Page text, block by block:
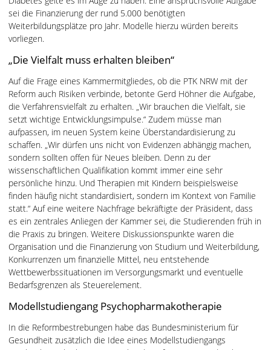
sei die Finanzierung der rund 5.000 benötigten
Weiterbildungsplätze pro Jahr. Modelle hierzu würden bereits
vorliegen.
„Die Vielfalt muss erhalten bleiben“
Auf die Frage eines Kammermitgliedes, ob die PTK NRW mit der
Reform auch Risiken verbinde, betonte Gerd Höhner die Aufgabe,
die Verfahrensvielfalt zu erhalten. „Wir brauchen die Vielfalt, sie
setzt wichtige Entwicklungsimpulse.“ Zudem müsse man
aufpassen, im neuen System keine Überstandardisierung zu
schaffen. „Wir dürfen uns nicht von Evidenzen abhängig machen,
sondern sollten offen für Neues bleiben. Denn zu der
wissenschaftlichen Qualifikation kommt immer eine sehr
persönliche hinzu. Und Therapien mit Kindern beispielsweise
finden häufig nicht standardisiert, sondern im Kontext von Familie
statt.“ Auf eine weitere Nachfrage bekräftigte der Präsident, dass
es ein zentrales Anliegen der Kammer sei, die Studierenden früh in
die Praxis zu bringen. Weitere Diskussionspunkte waren die
Organisation und die Finanzierung von Studium und Weiterbildung,
Konkurrenzen um finanzielle Mittel, neu entstehende
Wettbewerbssituationen im Versorgungsmarkt und eventuelle
Bedarfsgrenzen als Steuerelement.
Modellstudiengang Psychopharmakotherapie
In die Reformbestrebungen habe das Bundesministerium für
Gesundheit zusätzlich die Idee eines Modellstudiengangs